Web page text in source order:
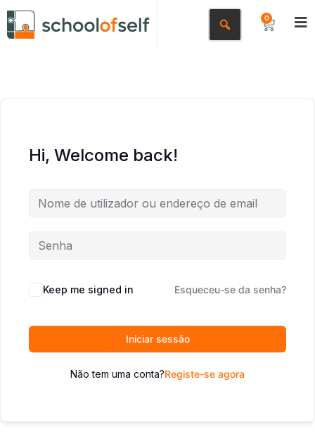
0
Hi, Welcome back!
Keep me signed in Esqueceu-se da senha?
Iniciar sessão
Não tem uma conta?Registe-se agora